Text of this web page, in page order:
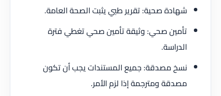
شهادة صحية: تقرير طبي يثبت الصحة العامة.
تأمين صحي: وثيقة تأمين صحي تغطي فترة
الدراسة.
نسخ مصدقة: جميع المستندات يجب أن تكون
مصدقة ومترجمة إذا لزم الأمر.